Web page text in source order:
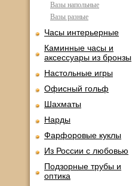
Вазы напольные
Вазы разные
Часы интерьерные
Каминные часы и
аксессуары из бронзы
Настольные игры
Офисный гольф
Шахматы
Нарды
Фарфоровые куклы
Из России с любовью
Подзорные трубы и
оптика